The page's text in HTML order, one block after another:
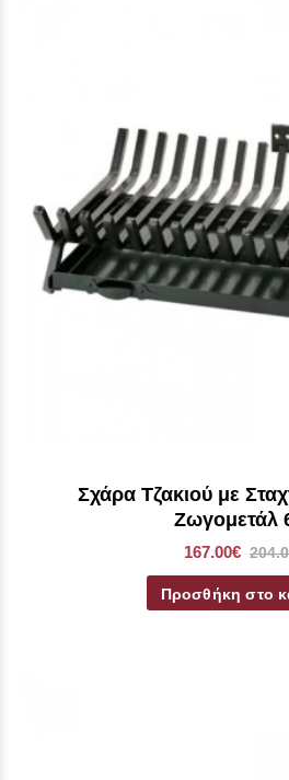
Σχάρα Τζακιού με
Ζωγομετάλ
167.00€
Προσθήκη στο